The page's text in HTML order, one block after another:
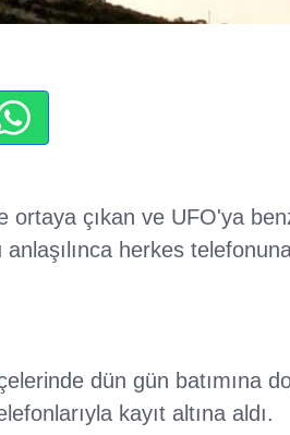
ortaya çıkan ve UFO'ya
herkes telefonuna
dün gün batımına
kayıt altına aldı.